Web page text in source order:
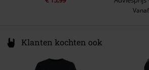
Vanaf
Klanten kochten ook